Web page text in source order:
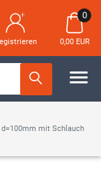
0
0,00 EUR
mit Schlauch